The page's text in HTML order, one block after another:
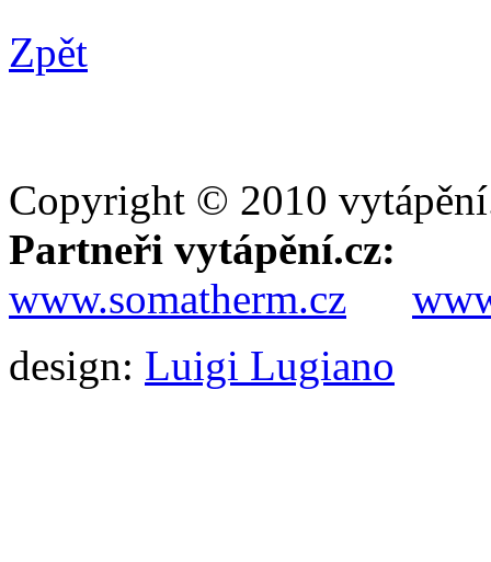
Zpět
Copyright © 2010
Partneři vytápění.cz:
www.somatherm.cz
design: Luigi Lugiano